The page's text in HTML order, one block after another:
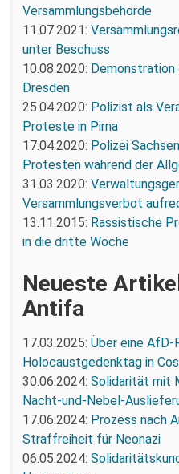
Versammlungsbehörde
11.07.2021:
unter Beschuss
10.08.2020:
Dresden
25.04.2020: Polizist als
Proteste in Pirna
17.04.2020: Polizei
Protesten während der
31.03.2020:
Versammlungsverbot
13.11.2015: Rassistische
in die dritte Woche
Neueste
Antifa
17.03.2025: Über eine AfD-
Holocaustgedenktag in
30.06.2024: Solidarität mit
Nacht-und-Nebel-
17.06.2024: Prozess nach
Straffreiheit für Neonazi
06.05.2024: